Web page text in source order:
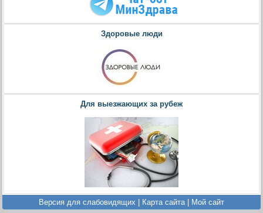
Здоровые люди
Для выезжающих за рубеж
Версия для слабовидящих | Карта сайта | Мой сайт